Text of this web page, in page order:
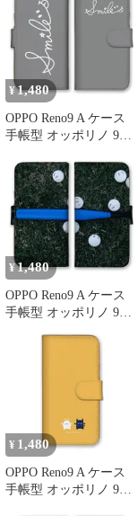
鳥 可愛い かわいい 写
真 森の妖精 小鳥 野鳥
カラー07
¥1,480
OPPO Reno9 A ケース
手帳型 オッポリノ 9A
ス ニコちゃん スマイル
SMILE スマイリー 笑
顔 おしゃれ 可愛い ピ
ンク ブルー カラー04
¥ 1,480
OPPO Reno9 A ケース
手帳型 オッポリノ 9A
ス 野球 ベースボール
スポーツ バット グロー
ブ 試合 かっこいい カ
¥ 1,480
OPPO Reno9 A ケース
手帳型 オッポリノ 9A